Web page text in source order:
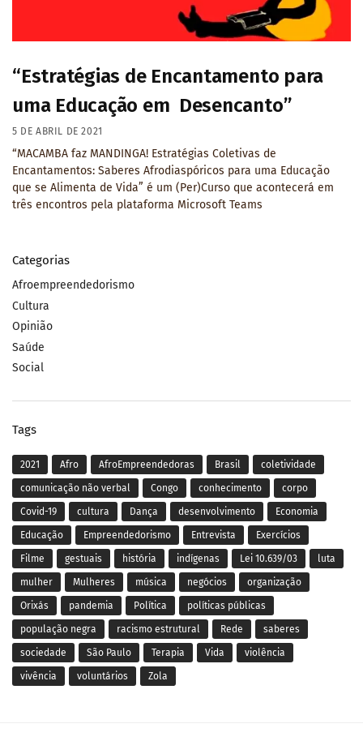
“Estratégias de Encantamento para
uma Educação em Desencanto”
5 DE ABRIL DE 2021
“MACAMBA faz MANDINGA! Estratégias Coletivas de
Encantamentos: Saberes Afrodiaspóricos para uma Educação
que se Alimenta de Vida” é um (Per)Curso que acontecerá em
três encontros pela plataforma Microsoft Teams
Categorias
Afroempreendedorismo
Cultura
Opinião
Saúde
Social
Tags
2021 Afro AfroEmpreendedoras Brasil coletividade
comunicação não verbal Congo conhecimento corpo
Covid-19 cultura Dança desenvolvimento Economia
Educação Empreendedorismo Entrevista Exercícios
Filme gestuais história indígenas Lei 10.639/03 luta
mulher Mulheres música negócios organização
Orixás pandemia Política políticas públicas
população negra racismo estrutural Rede saberes
sociedade São Paulo Terapia Vida violência
vivência voluntários Zola